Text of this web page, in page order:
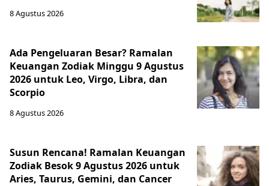
8 Agustus 2026
Ada Pengeluaran Besar? Ramalan
Keuangan Zodiak Minggu 9 Agustus
2026 untuk Leo, Virgo, Libra, dan
Scorpio
8 Agustus 2026
Susun Rencana! Ramalan Keuangan
Zodiak Besok 9 Agustus 2026 untuk
Aries, Taurus, Gemini, dan Cancer